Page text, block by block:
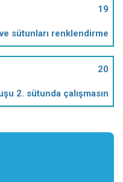
19
sütunları renklendirme
20
2. sütunda çalışmasın